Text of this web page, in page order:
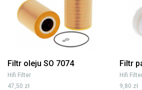
Filtr oleju SO 7074
Hifi Filter
47,50 zł
Filtr
Hifi
9,80 zł